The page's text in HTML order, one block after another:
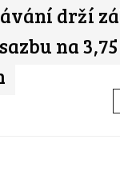
drží
na 3,75